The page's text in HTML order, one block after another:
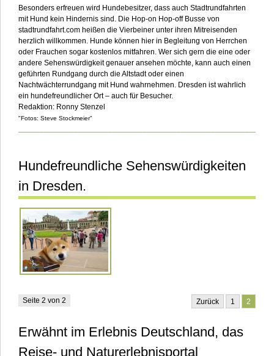
Besonders erfreuen wird Hundebesitzer, dass auch Stadtrundfahrten
mit Hund kein Hindernis sind. Die Hop-on Hop-off Busse von
stadtrundfahrt.com heißen die Vierbeiner unter ihren Mitreisenden
herzlich willkommen. Hunde können hier in Begleitung von Herrchen
oder Frauchen sogar kostenlos mitfahren. Wer sich gern die eine oder
andere Sehenswürdigkeit genauer ansehen möchte, kann auch einen
geführten Rundgang durch die Altstadt oder einen
Nachtwächterrundgang mit Hund wahrnehmen. Dresden ist wahrlich
ein hundefreundlicher Ort – auch für Besucher.
Redaktion: Ronny Stenzel
"Fotos: Steve Stockmeier"
Hundefreundliche Sehenswürdigkeiten
in Dresden.
Seite 2 von 2 Zurück 1 2
Erwähnt im Erlebnis Deutschland, das
Reise- und Naturerlebnisportal